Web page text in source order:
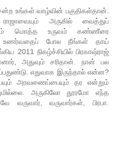
உங்கள் வாழ்வின் பகுதிகள்தான்.
அருகில் வைத்துப்
மொத்த உருவம் கண்ணீரை
உணர்வதைப் போல நீங்கள் தாய்
2011 நிகழ்ச்சியில் பிரகாஷ்ராஜ்
அதுவும் சரிதான். நான் பல
எதுவாக இருந்தால் என்ன?
அரவணைப்பையும் தர என்றும்
அருகிலோ தூரமோ எந்த
வருவார், வருவார்கள், பிரபா.